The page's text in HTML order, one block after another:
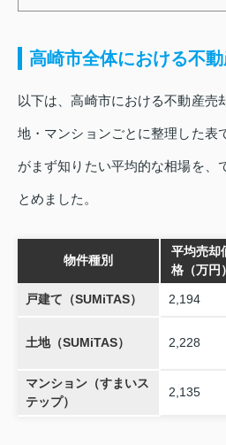
高崎市全体における不
以下は、高崎市における不動産売
地・マンションごとに整理した表
がまず知りたい平均的な相場を、
とめました。
物件種別
平均売却
格（万円）
戸建て（SUMiTAS） 2,194
土地（SUMiTAS） 2,228
マンション（すまいス
テップ）
2,135